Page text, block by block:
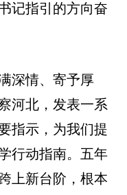
记指引的方向奋
深情、寄予厚
河北，发表一系
指示，为我们提
行动指南。五年
上新台阶，根本